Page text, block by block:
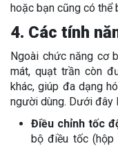
hoặc bạn cũng có thể
4. Các tính
Ngoài chức năng cơ
mát, quạt trần còn
khác, giúp đa dạng
người dùng. Dưới đây
Điều chỉnh tốc
bộ điều tốc (hộp